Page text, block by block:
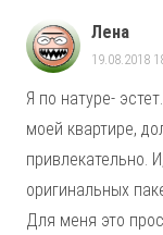
Лена
19.08.2018
Я по натуре-
моей квартире,
привлекательно.
оригинальных
Для меня это